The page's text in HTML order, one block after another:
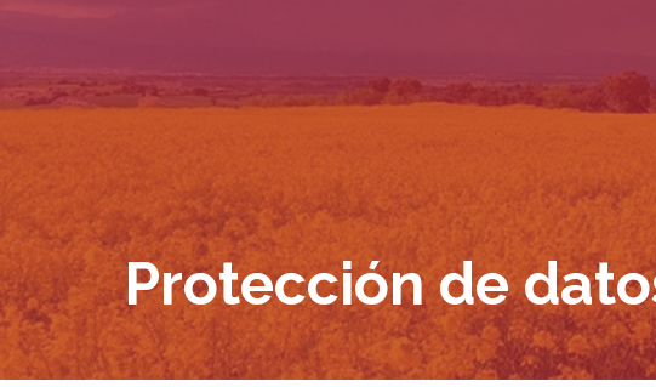
Protección de